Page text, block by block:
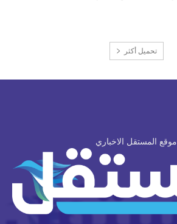
تحميل أكثر
موقع المستقل الاخباري